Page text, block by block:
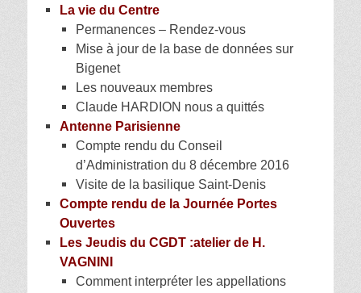
La vie du Centre
Permanences – Rendez-vous
Mise à jour de la base de données sur
Bigenet
Les nouveaux membres
Claude HARDION nous a quittés
Antenne Parisienne
Compte rendu du Conseil
d’Administration du 8 décembre 2016
Visite de la basilique Saint-Denis
Compte rendu de la Journée Portes
Ouvertes
Les Jeudis du CGDT :atelier de H.
VAGNINI
Comment interpréter les appellations